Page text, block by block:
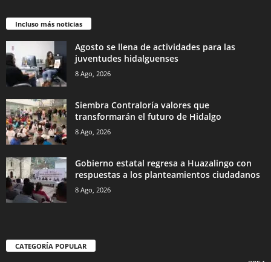
Incluso más noticias
Agosto se llena de actividades para las
juventudes hidalguenses
8 Ago, 2026
Siembra Contraloría valores que
transformarán el futuro de Hidalgo
8 Ago, 2026
Gobierno estatal regresa a Huazalingo con
respuestas a los planteamientos ciudadanos
8 Ago, 2026
CATEGORÍA POPULAR